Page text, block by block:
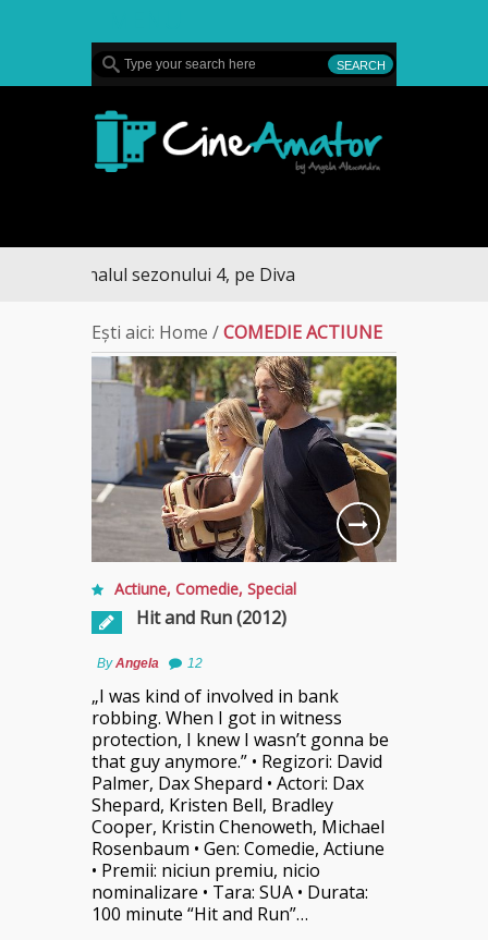
– finalul sezonului 4, pe Diva
Ești aici: Home /COMEDIE ACTIUNE
Actiune, Comedie, Special
Hit and Run (2012)
ByAngela 12
„I was kind of involved in bank
robbing. When I got in witness
protection, I knew I wasn’t gonna be
that guy anymore.” • Regizori: David
Palmer, Dax Shepard • Actori: Dax
Shepard, Kristen Bell, Bradley
Cooper, Kristin Chenoweth, Michael
Rosenbaum • Gen: Comedie, Actiune
• Premii: niciun premiu, nicio
nominalizare • Tara: SUA • Durata:
100 minute “Hit and Run”…